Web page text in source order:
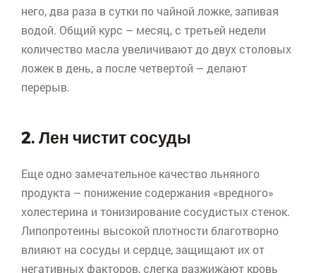
него, два раза в сутки по чайной ложке, запивая
водой. Общий курс – месяц, с третьей недели
количество масла увеличивают до двух столовых
ложек в день, а после четвертой – делают
перерыв.
2. Лен чистит сосуды
Еще одно замечательное качество льняного
продукта – понижение содержания «вредного»
холестерина и тонизированиесосудистых стенок.
Липопротеины высокой плотности благотворно
влияют на сосуды и сердце, защищают их от
негативных факторов, слегка разжижают кровь